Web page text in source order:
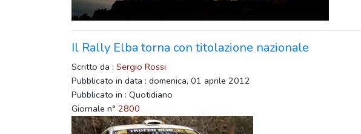
Il Rally Elba torna con titolazione nazionale
Scritto da : Sergio Rossi
Pubblicato in data : domenica, 01 aprile 2012
Pubblicato in : Quotidiano
Giornale n° 2800